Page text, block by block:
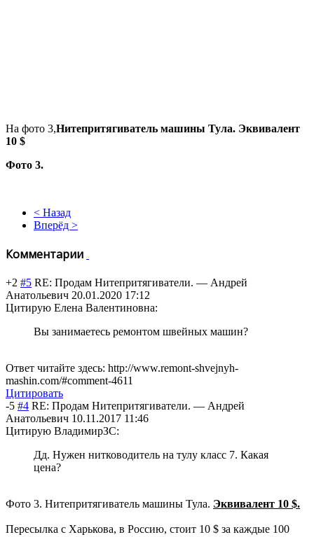
На фото 3,Нитепритягиватель машины Тула. Эквивалент
10 $
Фото 3.
< Назад
Вперёд >
Комментарии
+2 #5 RE: Продам Нитепритягиватели. — Андрей
Анатольевич 20.01.2020 17:12
Цитирую Елена Валентиновна:
Вы занимаетесь ремонтом швейных машин?
Ответ читайте здесь: http://www.remont-shvejnyh-
mashin.com/#comment-4611
Цитировать
-5 #4 RE: Продам Нитепритягиватели. — Андрей
Анатольевич 10.11.2017 11:46
Цитирую ВладимирЗС:
Дд. Нужен нитководитель на тулу класс 7. Какая
цена?
Фото 3. Нитепритягиватель машины Тула. Эквивалент 10 $.
Пересылка с Харькова, в Россию, стоит 10 $ за каждые 100